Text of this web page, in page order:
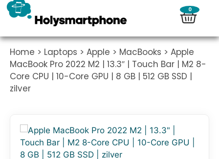
0
Home > Laptops > Apple > MacBooks > Apple
MacBook Pro 2022 M2 | 13.3″ | Touch Bar | M2 8-
Core CPU | 10-Core GPU | 8 GB | 512 GB SSD |
zilver